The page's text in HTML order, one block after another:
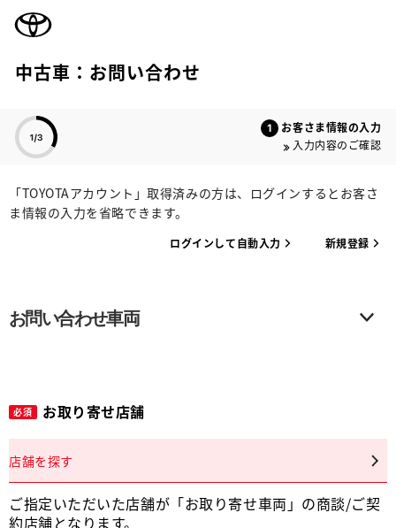
中古車：お問い合わせ
お客さま情報の入力
入力内容のご確認
「TOYOTAアカウント」取得済みの方は、ログインするとお客さ
ま情報の入力を省略できます。
ログインして自動入力 新規登録
お問い合わせ車両
必須 お取り寄せ店舗
店舗を探す
ご指定いただいた店舗が「お取り寄せ車両」の商談/ご契
約店舗となります。